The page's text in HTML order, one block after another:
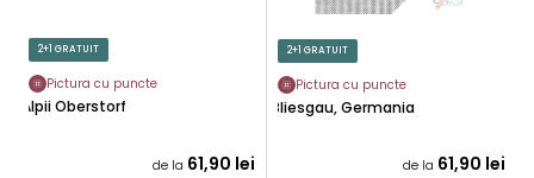
O
D
U
S
U
S
2+1 GRATUIT
Pictura cu puncte
Alpii Oberstorf
de la 61,90 lei
2+1 GRATUIT
Pictura cu puncte
Bliesgau, Germania
de la 61,90 lei